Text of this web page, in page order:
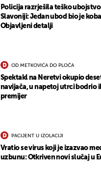
Policija razrješila teško ubojstvo
Slavoniji: Jedan ubod bio je
Objavljeni detalji
OD METKOVIĆA DO PLOČA
Spektakl na Neretvi okupio
navijača, u napetoj utrci bodrio
premijer
PACIJENT U IZOLACIJI
Vratio se virus koji je izazvao
uzbunu: Otkriven novi slučaj u